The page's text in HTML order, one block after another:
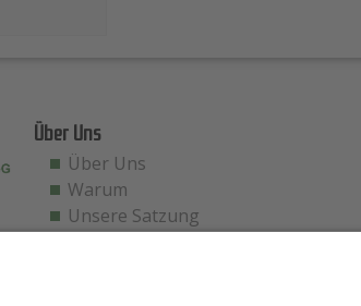
Über Uns
Über Uns
Warum
Unsere Satzung